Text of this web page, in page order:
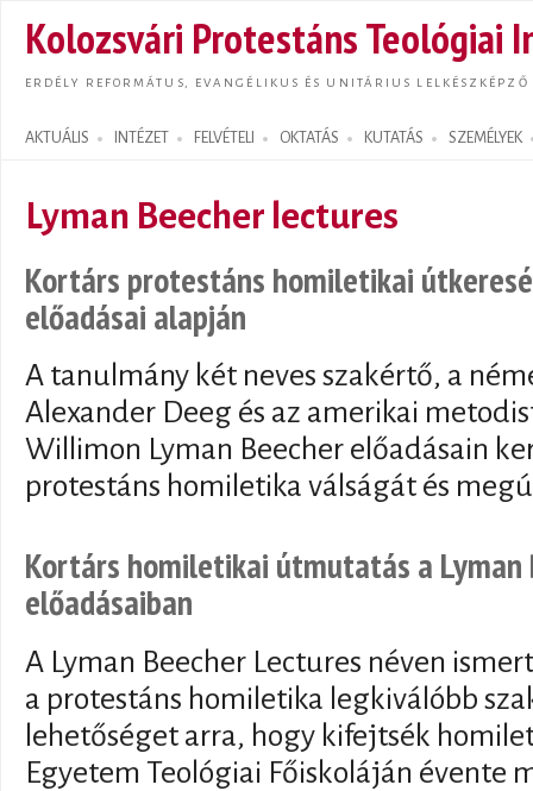
Kolozsvári Protestáns Teológiai
ERDÉLY REFORMÁTUS, EVANGÉLIKUS ÉS UNITÁRIUS LELKÉSZKÉPZŐ
AKTUÁLIS INTÉZET FELVÉTELI OKTATÁS KUTATÁS SZEMÉLYEK
Search form
Lyman Beecher lectures
Kortárs protestáns homiletikai
előadásai alapján
A tanulmány két neves szakértő, a
Alexander Deeg és az amerikai
Willimon Lyman Beecher előadásain
protestáns homiletika válságát és
Kortárs homiletikai útmutatás a Lyman
előadásaiban
A Lyman Beecher Lectures néven
a protestáns homiletika legkiválóbb
lehetőséget arra, hogy kifejtsék
Egyetem Teológiai Főiskoláján évente